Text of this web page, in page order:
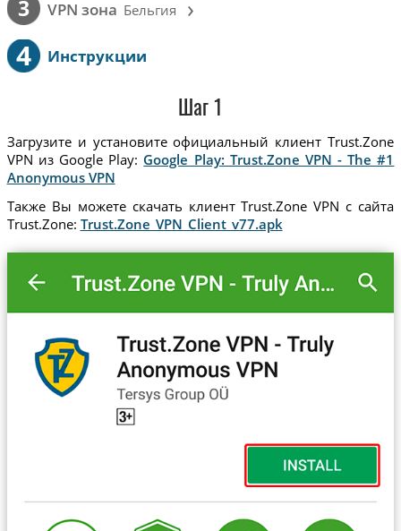
3 VPN зона Бельгия ›
4 Инструкции
Шаг 1
Загрузите и установите официальный клиент Trust.Zone
VPN из Google Play: Google Play: Trust.Zone VPN - The #1
Anonymous VPN
Также Вы можете скачать клиент Trust.Zone VPN с сайта
Trust.Zone: Trust.Zone_VPN_Client_v77.apk